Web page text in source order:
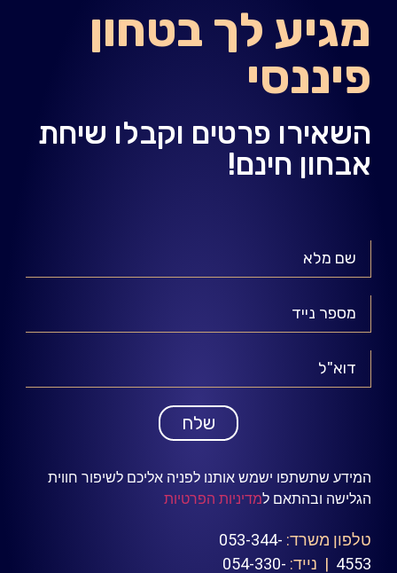
מגיע לך בטחון
פיננסי
השאירו פרטים וקבלו שיחת
אבחון חינם!
שלח
המידע שתשתפו ישמש אותנו לפניה אליכם לשיפור חווית
הגלישה ובהתאם למדיניות הפרטיות
טלפון משרד: 053-344-
4553 | נייד: 054-330-